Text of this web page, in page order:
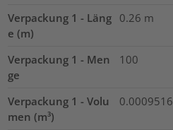
Verpackung 1 - Läng
e (m)
0.26 m
Verpackung 1 - Men
ge
100
Verpackung 1 - Volu
men (m³)
0.0009516